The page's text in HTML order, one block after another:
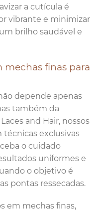
a cutícula é
vibrante e minimizar
brilho saudável e
mechas finas para
depende apenas
também da
and Hair, nossos
técnicas exclusivas
o cuidado
uniformes e
o objetivo é
pontas ressecadas.
em mechas finas,